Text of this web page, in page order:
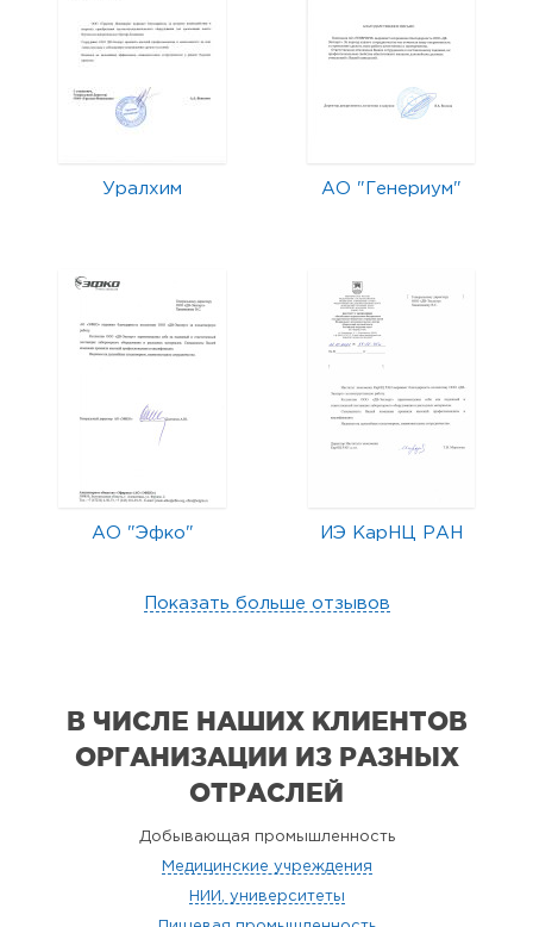
Уралхим АО "Генериум"
АО "Эфко" ИЭ КарНЦ РАН
Показать больше отзывов
В ЧИСЛЕ НАШИХ КЛИЕНТОВ
ОРГАНИЗАЦИИ ИЗ РАЗНЫХ
ОТРАСЛЕЙ
Добывающая промышленность
Медицинские учреждения
НИИ, университеты